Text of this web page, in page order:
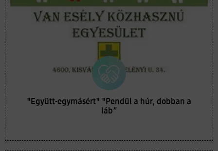
"Együtt-egymásért" "Pendül a húr, dobban a
láb”